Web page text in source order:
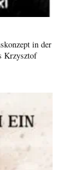
in der
Krzysztof